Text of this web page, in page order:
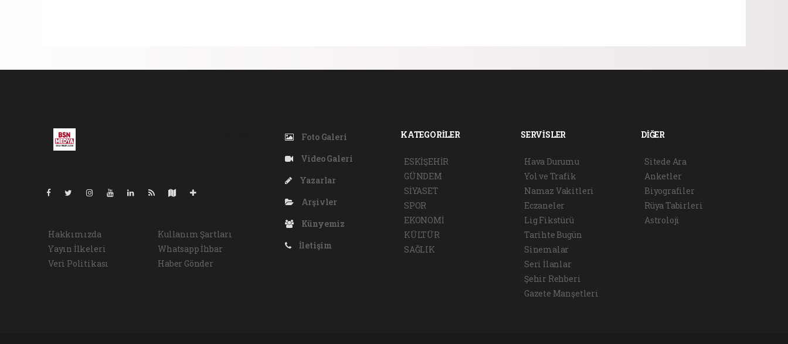
Hakkımızda
Yayın İlkeleri
Veri Politikası
Kullanım Şartları
Whatsapp İhbar
Haber Gönder
Foto Galeri
Video Galeri
Yazarlar
Arşivler
Künyemiz
İletişim
KATEGORİLER
ESKİŞEHİR
GÜNDEM
SİYASET
SPOR
EKONOMİ
KÜLTÜR
SAĞLIK
SERVİSLER
Hava Durumu
Yol ve Trafik
Namaz Vakitleri
Eczaneler
Lig Fikstürü
Tarihte Bugün
Sinemalar
Seri İlanlar
Şehir Rehberi
Gazete Manşetleri
DİĞER
Sitede Ara
Anketler
Biyografiler
Rüya Tabirleri
Astroloji